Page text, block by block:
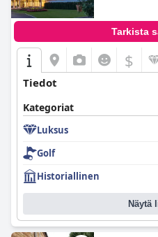
suurta kiitosta, erityisesti sen
ja omistautunut henkilökunta,
hyötyä päivityksistä jaTarkista
$
Tiedot
Kategoriat
Luksus
Golf
Historiallinen
Näytä